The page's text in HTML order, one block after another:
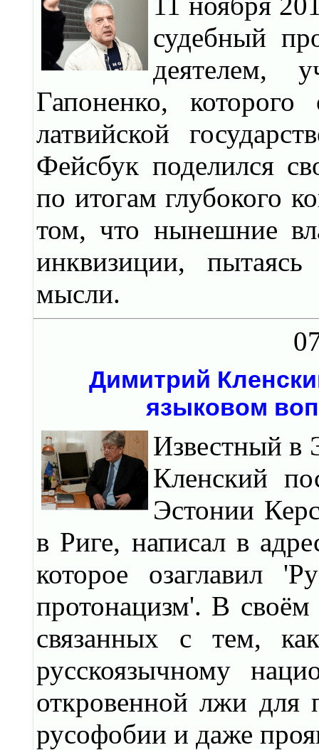
судебный
деятелем,
Гапоненко,
латвийской
Фейсбук поделился
по итогам глубокого
том, что нынешние
инквизиции,
мысли.
Димитрий
языковом
Известный в
Кленский
Эстонии
в Риге, написал в
которое озаглавил
протонацизм'. В своём
связанных с тем,
русскоязычному
откровенной лжи для
русофобии и даже